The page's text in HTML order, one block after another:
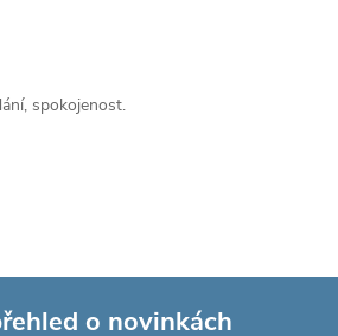
spokojenost.
o novinkách